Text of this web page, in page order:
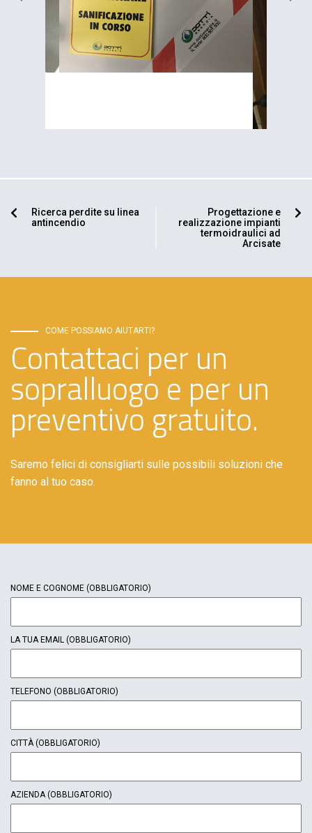
Ricerca perdite su linea
antincendio
Progettazione e
realizzazione impianti
termoidraulici ad
Arcisate
COME POSSIAMO AIUTARTI?
Contattaci per un
sopralluogo e per un
preventivo gratuito.
Saremo felici di consigliarti sulle possibili soluzioni che
fanno al tuo caso.
NOME E COGNOME (OBBLIGATORIO)
LA TUA EMAIL (OBBLIGATORIO)
TELEFONO (OBBLIGATORIO)
CITTÀ (OBBLIGATORIO)
AZIENDA (OBBLIGATORIO)